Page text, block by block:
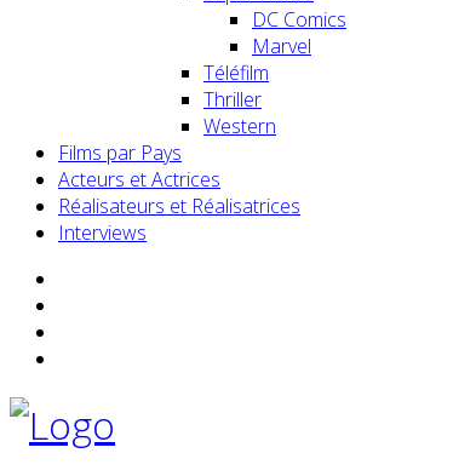
DC Comics
Marvel
Téléfilm
Thriller
Western
Films par Pays
Acteurs et Actrices
Réalisateurs et Réalisatrices
Interviews